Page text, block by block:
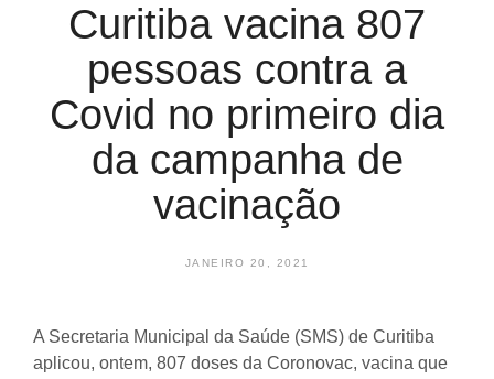
Curitiba vacina 807
pessoas contra a
Covid no primeiro dia
da campanha de
vacinação
JANEIRO 20, 2021
A Secretaria Municipal da Saúde (SMS) de Curitiba
aplicou, ontem, 807 doses da Coronovac, vacina que